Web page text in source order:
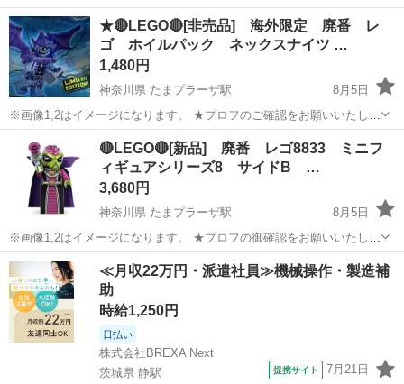
★🔴LEGO🔴[非売品] 海外限定 廃番 レ
ゴ ホイルパック ネックスナイツ …
1,480円
神奈川県 たまプラーザ駅
8月5日
※画像1,2はイメージになります。 ★プロフのご確認をお願いいたしま
す。 ●こちらは廃刊マガジンでしか入手出来ません。 ●非売品、海外
廃刊マガジンのプロモーション用のホイルパックセット品になります
ので単品では一般販売され...
神奈川 横浜市 たまプラーザ駅 おもちゃ ミニフィグ
🔴LEGO🔴[新品] 廃番 レゴ8833 ミニフ
ィギュアシリーズ8 サイドB …
3,680円
神奈川県 たまプラーザ駅
8月5日
※画像1,2はイメージになります。 ★プロフの御確認をお願いいたしま
す。 【状態】 袋入り新品未組立品(廃番) ※袋入り新品になりますが、
中身確認の為、ポリバックの一部開封しています。ポリバックの状態
を気になさる方、神経質...
神奈川 横浜市 たまプラーザ駅 おもちゃ LEGO
≪月収22万円・派遣社員≫機械操作・製造補
助
時給1,250円
日払い
株式会社BREXA Next
茨城県 静駅
提携サイト 7月21日